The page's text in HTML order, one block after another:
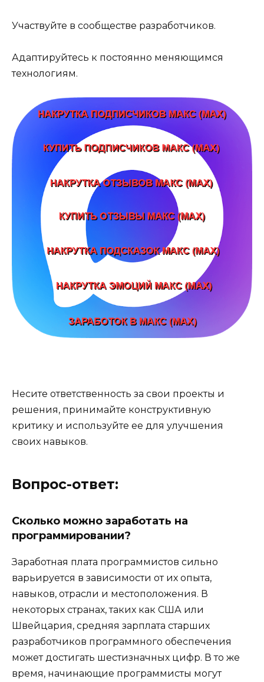
Участвуйте в сообществе разработчиков.
Адаптируйтесь к постоянно меняющимся
технологиям.
Несите ответственность за свои проекты и
решения, принимайте конструктивную
критику и используйте ее для улучшения
своих навыков.
Вопрос-ответ:
Сколько можно заработать на
программировании?
Заработная плата программистов сильно
варьируется в зависимости от их опыта,
навыков, отрасли и местоположения. В
некоторых странах, таких как США или
Швейцария, средняя зарплата старших
разработчиков программного обеспечения
может достигать шестизначных цифр. В то же
время, начинающие программисты могут